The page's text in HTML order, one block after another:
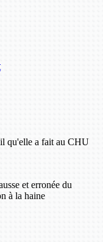
qu'elle a fait au CHU
et erronée du
à la haine